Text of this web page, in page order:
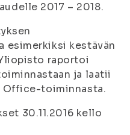
2017 – 2018.
esimerkiksi kestävän
raportoi
ja laatii
Office-toiminnasta.
30.11.2016 kello